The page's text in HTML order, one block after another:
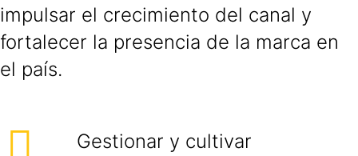
impulsar el crecimiento del canal y
fortalecer la presencia de la marca en
el país.
Gestionar y cultivar